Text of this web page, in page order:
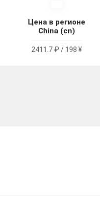
Цена в регионе
China (cn)
2411.7 ₽ / 198 ¥